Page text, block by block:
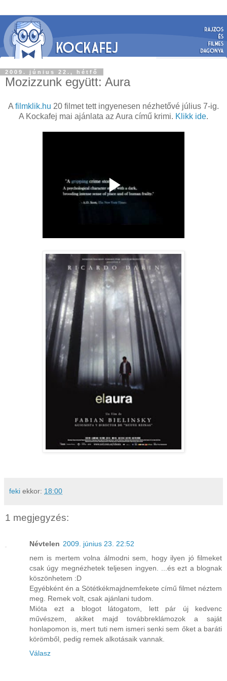
2009. június 22., hétfő
Mozizzunk együtt: Aura
A filmklik.hu 20 filmet tett ingyenesen nézhetővé július 7-ig.
A Kockafej mai ajánlata az Aura című krimi. Klikk ide.
feki ekkor: 18:00
1 megjegyzés:
Névtelen 2009. június 23. 22:52
nem is mertem volna álmodni sem, hogy ilyen jó filmeket
csak úgy megnézhetek teljesen ingyen. ...és ezt a blognak
köszönhetem :D
Egyébként én a Sötétkékmajdnemfekete című filmet néztem
meg. Remek volt, csak ajánlani tudom.
Mióta ezt a blogot látogatom, lett pár új kedvenc
művészem, akiket majd továbbreklámozok a saját
honlapomon is, mert tuti nem ismeri senki sem őket a baráti
körömből, pedig remek alkotásaik vannak.
Válasz